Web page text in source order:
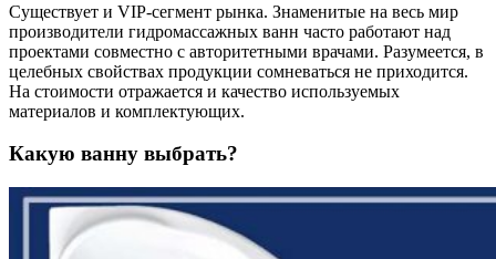
Существует и VIP-сегмент рынка. Знаменитые на весь мир
производители гидромассажных ванн часто работают над
проектами совместно с авторитетными врачами. Разумеется, в
целебных свойствах продукции сомневаться не приходится.
На стоимости отражается и качество используемых
материалов и комплектующих.
Какую ванну выбрать?